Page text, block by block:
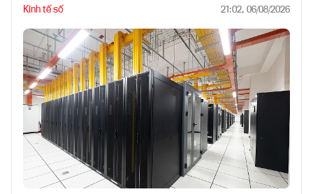
Kinh tế số 21:02, 06/08/2026